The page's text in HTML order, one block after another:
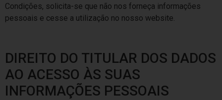
Condições, solicita-se que não nos forneça informações
pessoais e cesse a utilização no nosso website.
DIREITO DO TITULAR DOS DADOS
AO ACESSO ÀS SUAS
INFORMAÇÕES PESSOAIS